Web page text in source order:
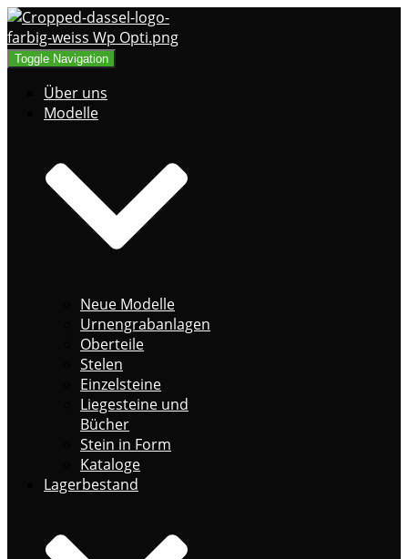
Toggle Navigation
Über uns
Modelle
Neue Modelle
Urnengrabanlagen
Oberteile
Stelen
Einzelsteine
Liegesteine und
Bücher
Stein in Form
Kataloge
Lagerbestand